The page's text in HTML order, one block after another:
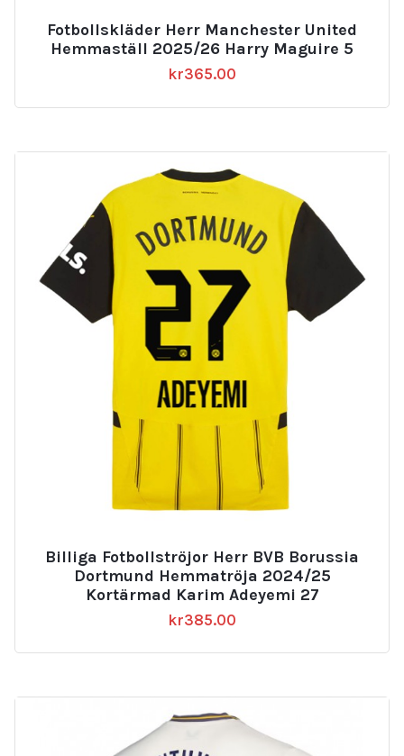
Fotbollskläder Herr Manchester United
Hemmaställ 2025/26 Harry Maguire 5
kr365.00
Billiga Fotbollströjor Herr BVB Borussia
Dortmund Hemmatröja 2024/25
Kortärmad Karim Adeyemi 27
kr385.00